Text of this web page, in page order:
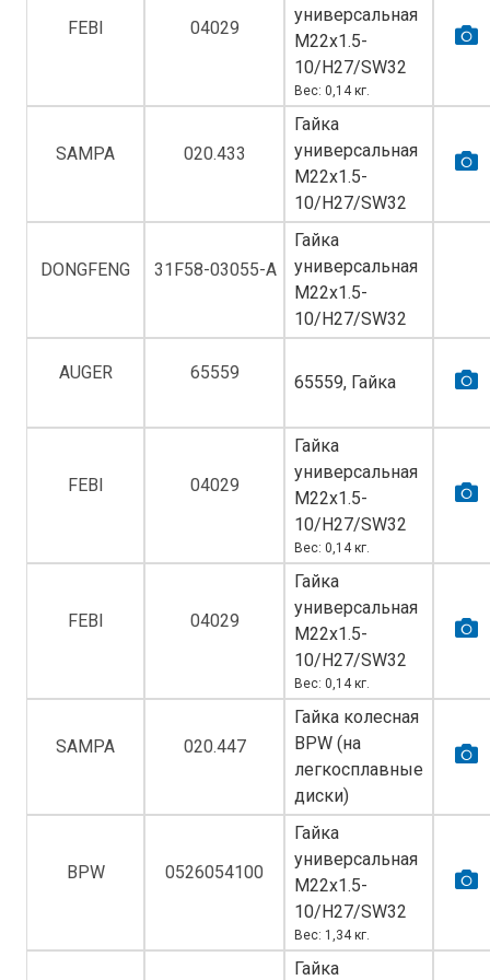
FEBI 04029
универсальная
M22х1.5-
10/H27/SW32
Вес: 0,14 кг.
SAMPA 020.433
Гайка
универсальная
M22х1.5-
10/H27/SW32
DONGFENG 31F58-03055-A
Гайка
универсальная
M22х1.5-
10/H27/SW32
AUGER 65559 65559, Гайка
FEBI 04029
Гайка
универсальная
M22х1.5-
10/H27/SW32
Вес: 0,14 кг.
FEBI 04029
Гайка
универсальная
M22х1.5-
10/H27/SW32
Вес: 0,14 кг.
SAMPA 020.447
Гайка колесная
BPW (на
легкосплавные
диски)
BPW 0526054100
Гайка
универсальная
M22х1.5-
10/H27/SW32
Вес: 1,34 кг.
Гайка